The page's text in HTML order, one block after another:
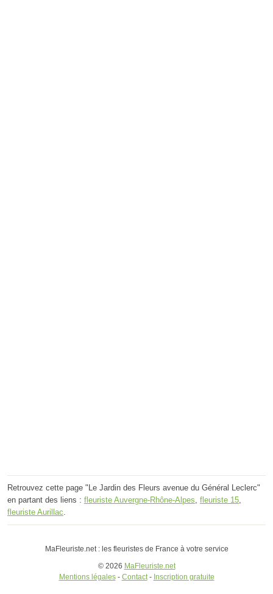
Retrouvez cette page "Le Jardin des Fleurs avenue du Général Leclerc"
en partant des liens : fleuriste Auvergne-Rhône-Alpes fleuriste 15
fleuriste Aurillac
MaFleuriste.net : les fleuristes de France à votre service
© 2026 MaFleuriste.net
Mentions légales- Contact- Inscription gratuite